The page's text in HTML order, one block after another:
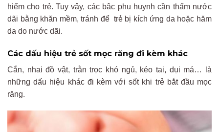
hiểm cho trẻ. Tuy vậy, các bậc phụ huynh cần thấm nước
dãi bằng khăn mềm, tránh để trẻ bị kích ứng da hoặc hăm
da do nước dãi.
Các dấu hiệu trẻ sốt mọc răng đi kèm khác
Cắn, nhai đồ vật, trằn trọc khó ngủ, kéo tai, dụi má… là
những dấu hiệu khác đi kèm với sốt khi trẻ bắt đầu mọc
răng.